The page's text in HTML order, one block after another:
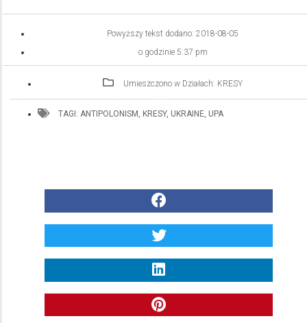
Powyższy tekst dodano: 2018-08-05
o godzinie 5:37 pm
Umieszczono w Działach: KRESY
TAGI: ANTIPOLONISM , KRESY, UKRAINE, UPA